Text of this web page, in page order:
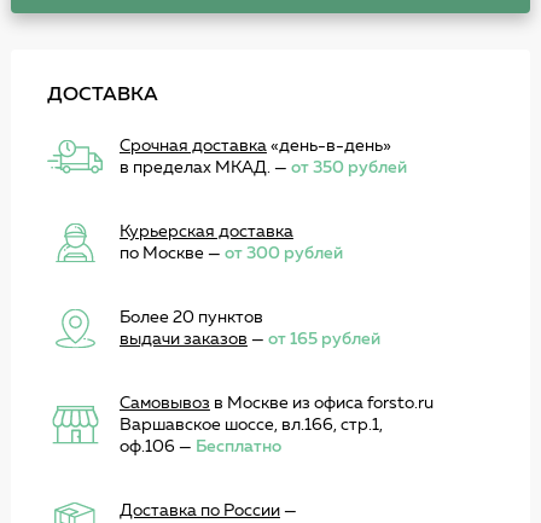
ДОСТАВКА
Срочная доставка«день-в-день»
в пределах МКАД. — от 350 рублей
Курьерская доставка
по Москве — от 300 рублей
Более 20 пунктов
выдачи заказов — от 165 рублей
Самовывоз в Москве из офиса forsto.ru
Варшавское шоссе, вл.166, стр.1,
оф.106 — Бесплатно
Доставка по России—